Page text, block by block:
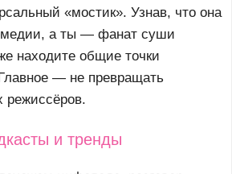
«мостик». Узнав, что она
а ты — фанат суши
находите общие точки
— не превращать
режиссёров.
и тренды